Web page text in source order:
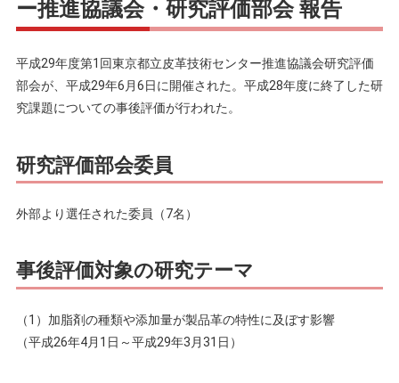
ー推進協議会・研究評価部会 報告
平成29年度第1回東京都立皮革技術センター推進協議会研究評価
部会が、平成29年6月6日に開催された。平成28年度に終了した研
究課題についての事後評価が行われた。
研究評価部会委員
外部より選任された委員（7名）
事後評価対象の研究テーマ
（1）加脂剤の種類や添加量が製品革の特性に及ぼす影響
（平成26年4月1日～平成29年3月31日）